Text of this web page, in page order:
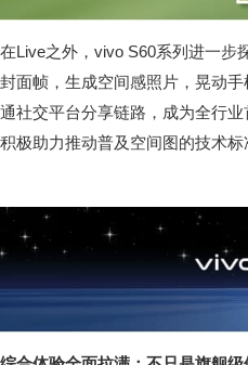
在Live之外，vivo S60系列进一步
封面帧，生成空间感照片，晃动
通社交平台分享链路，成为全行
积极助力推动普及空间图的技术标